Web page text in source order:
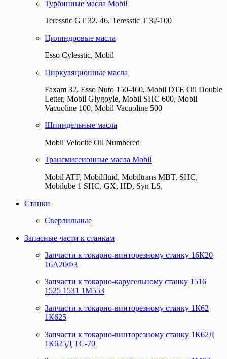
Турбинные масла Mobil
Teresstic GT 32, 46, Teresstic T 32-100
Цилиндровые масла
Esso Cylesstic, Mobil
Циркуляционные масла
Faxam 32, Esso Nuto 150-460, Mobil DTE Oil Double
Letter, Mobil Glygoyle, Mobil SHC 600, Mobil
Vacuoline 100, Mobil Vacuoline 500
Шпиндельные масла
Mobil Velocite Oil Numbered
Трансмиссионные масла Mobil
Mobil ATF, Mobilfluid, Mobiltrans MBT, SHC,
Mobilube 1 SHC, GX, HD, Syn LS,
Станки
Сверлильные
Запасные части к станкам
Запчасти к токарно-винторезному станку 16К20
16А20Ф3
Запчасти к токарно-карусельному станку 1516
1525 1531 1М553
Запчасти к токарно-винторезному станку 1К62
1К625
Запчасти к токарно-винторезному станку 1К62Д
1К625Д ТС-70